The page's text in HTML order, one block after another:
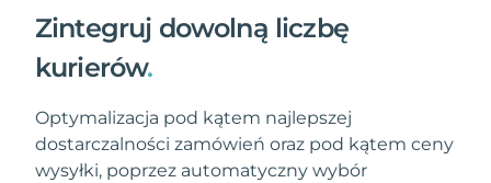
Zintegruj dowolną liczbę
kurierów.
Optymalizacja pod kątem najlepszej
dostarczalności zamówień oraz pod kątem ceny
wysyłki, poprzez automatyczny wybór